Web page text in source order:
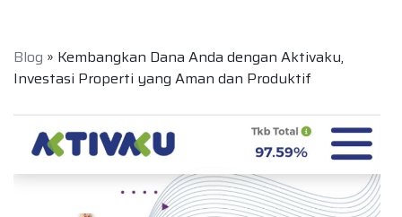
Blog » Kembangkan Dana Anda dengan Aktivaku,
Investasi Properti yang Aman dan Produktif